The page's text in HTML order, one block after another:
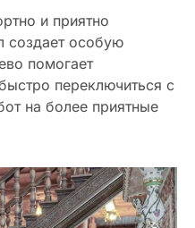
и приятно
создает особую
помогает
переключиться с
на более приятные